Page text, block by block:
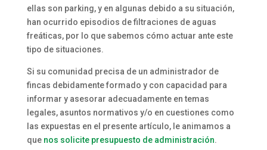
ellas son parking, y en algunas debido a su situación,
han ocurrido episodios de filtraciones de aguas
freáticas, por lo que sabemos cómo actuar ante este
tipo de situaciones.
Si su comunidad precisa de un administrador de
fincas debidamente formado y con capacidad para
informar y asesorar adecuadamente en temas
legales, asuntos normativos y/o en cuestiones como
las expuestas en el presente artículo, le animamos a
que nos solicite presupuesto de administración.